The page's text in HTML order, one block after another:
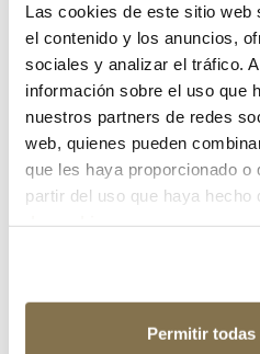
Las cookies de este sitio web
el contenido y los anuncios,
sociales y analizar el tráfico.
información sobre el uso que
nuestros partners de redes
web, quienes pueden
que les haya proporcionado o
partir del uso que haya hecho
Permitir todas
¿Has olvidado tu contraseña?